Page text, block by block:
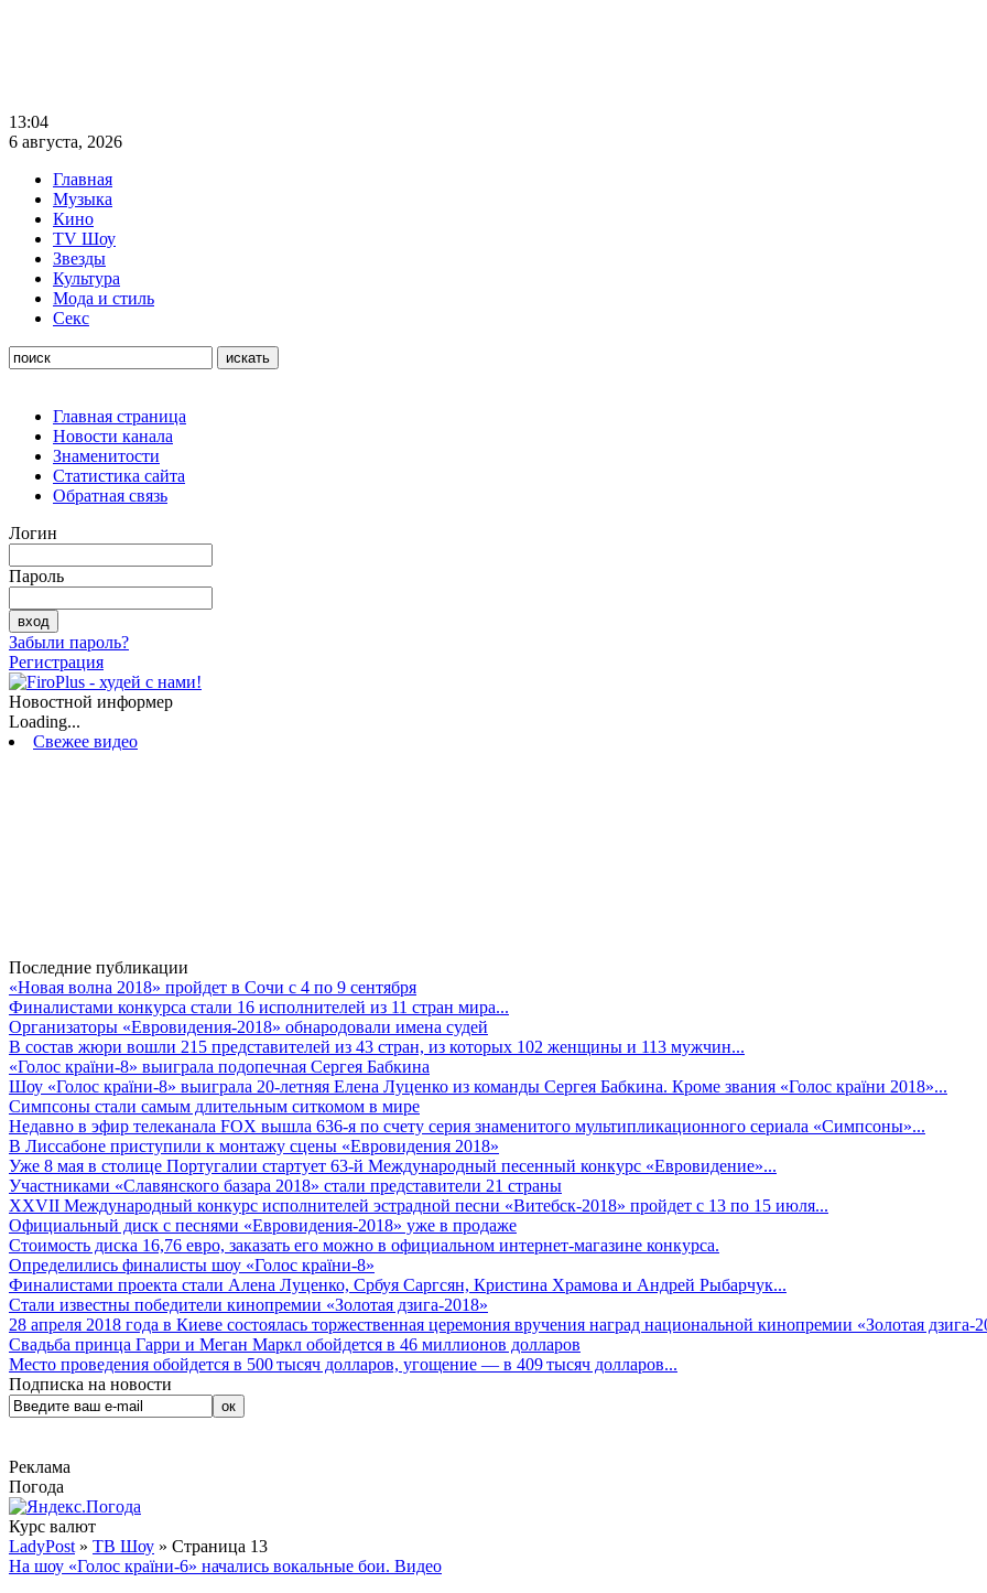
13:04
6 августа, 2026
Главная
Музыка
Кино
TV Шоу
Звезды
Культура
Мода и стиль
Секс
Главная страница
Новости канала
Знаменитости
Статистика сайта
Обратная связь
Логин
Пароль
Забыли пароль?
Регистрация
Новостной информер
Loading...
Свежее видео
Последние публикации
«Новая волна 2018» пройдет в Сочи с 4 по 9 сентября
Финалистами конкурса стали 16 исполнителей из 11 стран мира...
Организаторы «Евровидения-2018» обнародовали имена судей
В состав жюри вошли 215 представителей из 43 стран, из которых 102 женщины и 113 мужчин...
«Голос країни-8» выиграла подопечная Сергея Бабкина
Шоу «Голос країни-8» выиграла 20-летняя Елена Луценко из команды Сергея Бабкина. Кроме звания «Голос країни 2018»...
Симпсоны стали самым длительным ситкомом в мире
Недавно в эфир телеканала FOX вышла 636-я по счету серия знаменитого мультипликационного сериала «Симпсоны»...
В Лиссабоне приступили к монтажу сцены «Евровидения 2018»
Уже 8 мая в столице Португалии стартует 63-й Международный песенный конкурс «Евровидение»...
Участниками «Славянского базара 2018» стали представители 21 страны
XXVII Международный конкурс исполнителей эстрадной песни «Витебск-2018» пройдет с 13 по 15 июля...
Официальный диск с песнями «Евровидения-2018» уже в продаже
Стоимость диска 16,76 евро, заказать его можно в официальном интернет-магазине конкурса.
Определились финалисты шоу «Голос країни-8»
Финалистами проекта стали Алена Луценко, Србуя Саргсян, Кристина Храмова и Андрей Рыбарчук...
Стали известны победители кинопремии «Золотая дзига-2018»
28 апреля 2018 года в Киеве состоялась торжественная церемония вручения наград национальной кинопремии «Золотая дзига-
Свадьба принца Гарри и Меган Маркл обойдется в 46 миллионов долларов
Место проведения обойдется в 500 тысяч долларов, угощение — в 409 тысяч долларов...
Подписка на новости
Реклама
Погода
Курс валют
LadyPost » ТВ Шоу » Страница 13
На шоу «Голос країни-6» начались вокальные бои. Видео